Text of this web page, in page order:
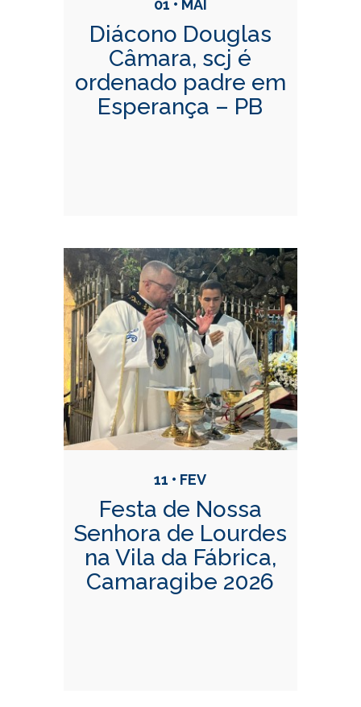
01 • MAI
Diácono Douglas
Câmara, scj é
ordenado padre em
Esperança – PB
11 • FEV
Festa de Nossa
Senhora de Lourdes
na Vila da Fábrica,
Camaragibe 2026